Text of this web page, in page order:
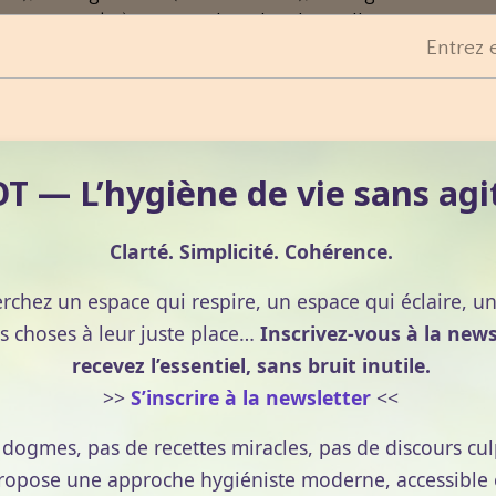
Paradisii)... On emploie alors l'appellation
essentielle provient du zeste.
aromatiques grâce à des solvants ou plus
supercritique (qui est dans un état intermédiaire
ne peuvent normalement pas s'appeler huiles
pour l'extraction par solvant, soit des extraits au
par solvant consiste à faire tremper les plantes dans le
glycol. Ce mode d'extraction est souvent utilisé
difficile. On peut citer en exemple les absolues de
de l'Antiquité égyptienne. Elle consiste à déposer des
les parfums. La graisse est ensuite mélangée
Entrez
— L’hygiène de vie sans
Clarté. Simplicité. Cohérence.
un espace qui respire, un espace qui éclaire,
choses à leur juste place… Inscrivez-vous à la
recevez l’essentiel, sans bruit inutile.
>> S’inscrire à la newsletter <<
pas de recettes miracles, pas de discours
une approche hygiéniste moderne, accessible